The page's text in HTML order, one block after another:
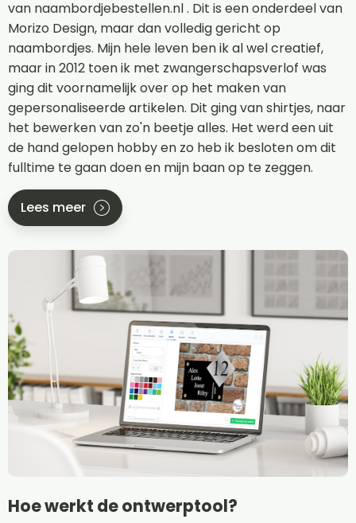
van naambordjebestellen.nl . Dit is een onderdeel van
Morizo Design, maar dan volledig gericht op
naambordjes. Mijn hele leven ben ik al wel creatief,
maar in 2012 toen ik met zwangerschapsverlof was
ging dit voornamelijk over op het maken van
gepersonaliseerde artikelen. Dit ging van shirtjes, naar
het bewerken van zo'n beetje alles. Het werd een uit
de hand gelopen hobby en zo heb ik besloten om dit
fulltime te gaan doen en mijn baan op te zeggen.
Lees meer
Hoe werkt de ontwerptool?